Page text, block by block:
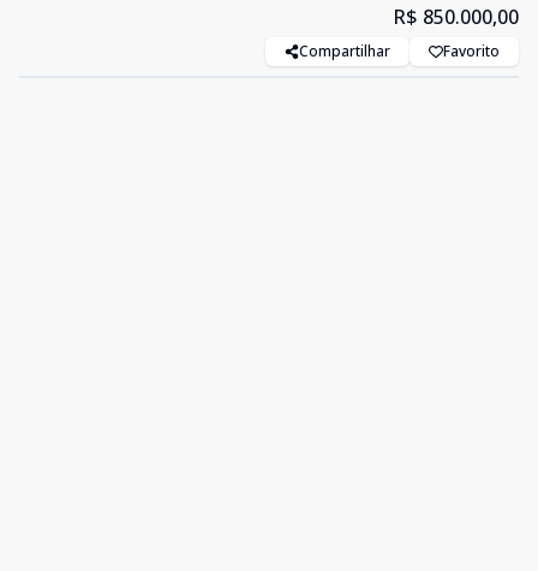
R$ 850.000,00
Compartilhar Favorito